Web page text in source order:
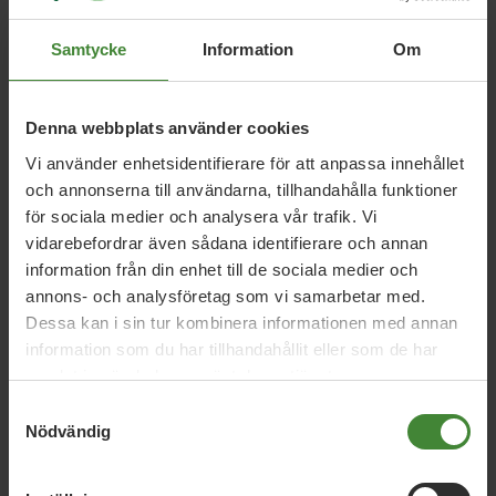
Samtycke Information Om
Denna webbplats använder cookies
Vi använder enhetsidentifierare för att anpassa innehållet
och annonserna till användarna, tillhandahålla funktioner
för sociala medier och analysera vår trafik. Vi
vidarebefordrar även sådana identifierare och annan
information från din enhet till de sociala medier och
annons- och analysföretag som vi samarbetar med.
Dessa kan i sin tur kombinera informationen med annan
information som du har tillhandahållit eller som de har
samlat in när du har använt deras tjänster.
Nödvändig
Barn och förskola
Bilar och
bränsle
Bostäder
Energi
Fritid och föreningsliv
G Grön ideologi